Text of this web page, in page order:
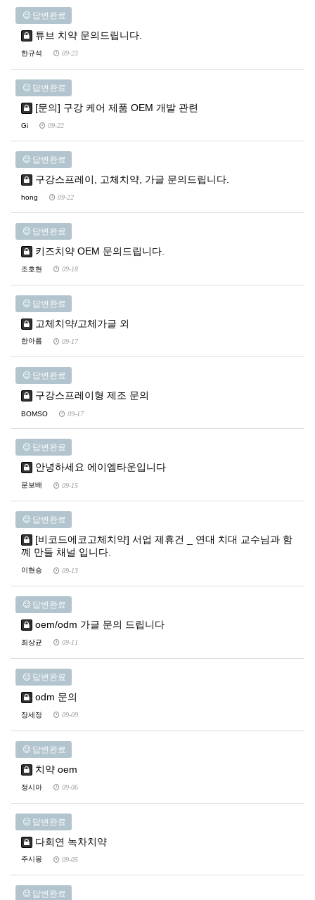
답변완료
튜브 치약 문의드립니다.
한규석 09-23
답변완료
[문의] 구강 케어 제품 OEM 개발 관련
Gi 09-22
답변완료
구강스프레이, 고체치약, 가글 문의드립니다.
hong 09-22
답변완료
키즈치약 OEM 문의드립니다.
조호현 09-18
답변완료
고체치약/고체가글 외
한아름 09-17
답변완료
구강스프레이형 제조 문의
BOMSO 09-17
답변완료
안녕하세요 에이엠타운입니다
문보배 09-15
답변완료
[비코드에코고체치약] 서업 제휴건 _ 연대 치대 교수님과 함
꼐 만들 채널 입니다.
이현승 09-13
답변완료
oem/odm 가글 문의 드립니다
최상균 09-11
답변완료
odm 문의
장세정 09-09
답변완료
치약 oem
정시아 09-06
답변완료
다희연 녹차치약
주시몽 09-05
답변완료